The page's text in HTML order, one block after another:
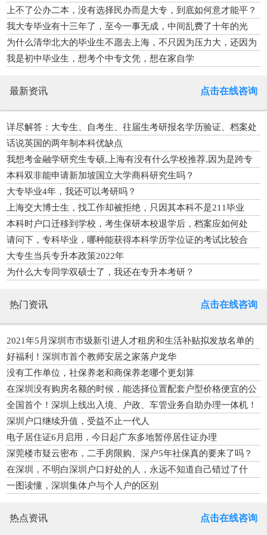
上不了公办二本，没有选择民办而是大专，到底如何意才能平？
我大专毕业有十三年了，至今一事无成，中间乱费了十年的光
阴，现在快四十岁了，还有机会改变命运吗？
为什么清华北大的毕业生不愿去上海，不只因为压力大，还因为
这点
我是初中毕业生，想考个中专文凭，想在家自学
最新资讯 点击在线咨询
详尽解答：大专生、自考生、往届生考研报名学历验证、档案处
理等问
话说英国的两年制本科优缺点
我想考金融学研究生专硕,上海有没有什么学校推荐,因为是跨专
业有点难度，而且本科院校不是特别考
本科双非能申请新加坡国立大学商科研究生吗？
大专毕业4年，我还可以考研吗？
上海交大博士生，找工作却被拒绝，只因其本科不是211毕业
本科时户口迁移到学校，考生保研本校退学后，档案应如何处
理？
请问下，专科毕业，哪种能获得本科学历学位证的考试比较合
适。
大专生当兵专升本政策2022年
为什么大专同学双硕士了，我还在专升本考研？
热门资讯 点击在线咨询
2021年5月深圳市市级新引进人才租房和生活补贴拟发放名单的
公示
好福利！深圳市首个教师安居之家落户龙华
没有工作单位，社保养老和商保养老哪个更划算
在深圳没有购房名额的时候，能选择位置配套户型价格便宜的公
寓吗
全国首个！深圳上线出入境、户政、车管业务自助办理一体机！
深圳户口继续升值，受益不止一代人
电子居住证6月启用，今日起广东多地暂停居住证办理
深莞楼市疑云密布，二手房限购、深户5年社保真的要来了吗？
在深圳，不明白深圳户口好处的人，永远不知道自己错过了什
么！
一图读懂，深圳集体户与个人户的区别
热点资讯 点击在线咨询